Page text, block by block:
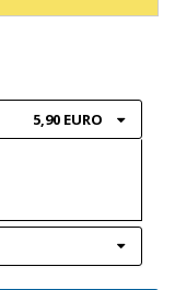
5,90 EURO